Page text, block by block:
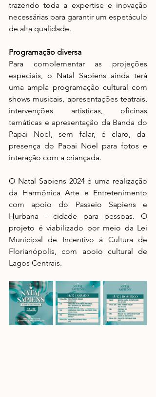
trazendo toda a expertise e inovação
necessárias para garantir um espetáculo
de alta qualidade.
Programação diversa
Para complementar as projeções
especiais, o Natal Sapiens ainda terá
uma ampla programação cultural com
shows musicais, apresentações teatrais,
intervenções artísticas, oficinas
temáticas e apresentação da Banda do
Papai Noel, sem falar, é claro, da
presença do Papai Noel para fotos e
interação com a criançada.
O Natal Sapiens 2024 é uma realização
da Harmônica Arte e Entretenimento
com apoio do Passeio Sapiens e
Hurbana - cidade para pessoas. O
projeto é viabilizado por meio da Lei
Municipal de Incentivo à Cultura de
Florianópolis, com apoio cultural de
Lagos Centrais.